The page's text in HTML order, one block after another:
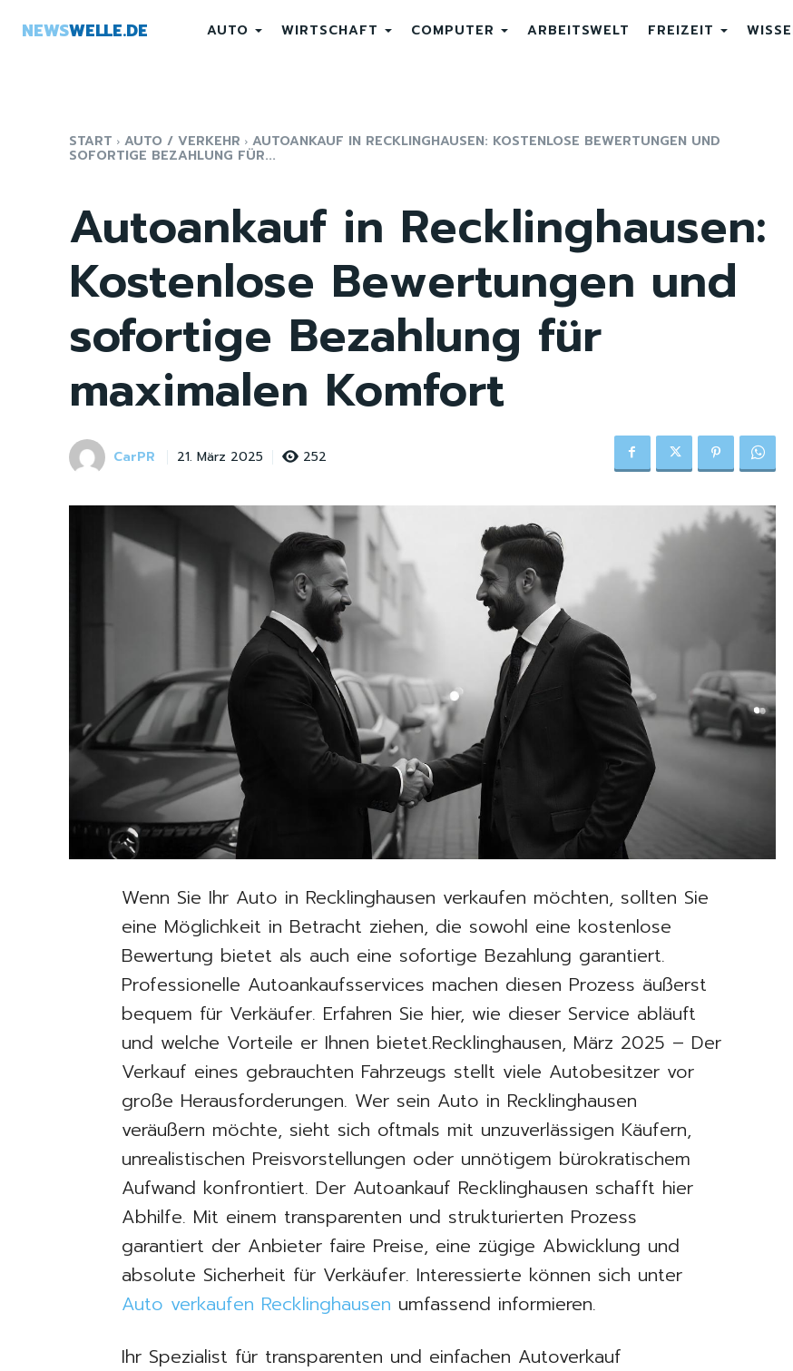
NEWSWELLE.DE AUTO WIRTSCHAFT COMPUTER ARBEITSWELT FREIZEIT
START AUTO / VERKEHR AUTOANKAUF IN RECKLINGHAUSEN: KOSTENLOSE BEWERTUNGEN UND
SOFORTIGE BEZAHLUNG FÜR...
Autoankauf in Recklinghausen:
Kostenlose Bewertungen und
sofortige Bezahlung für
maximalen Komfort
CarPR 21. März 2025 252
Wenn Sie Ihr Auto in Recklinghausen verkaufen möchten, sollten Sie
eine Möglichkeit in Betracht ziehen, die sowohl eine kostenlose
Bewertung bietet als auch eine sofortige Bezahlung garantiert.
Professionelle Autoankaufsservices machen diesen Prozess äußerst
bequem für Verkäufer. Erfahren Sie hier, wie dieser Service abläuft
und welche Vorteile er Ihnen bietet.Recklinghausen, März 2025 – Der
Verkauf eines gebrauchten Fahrzeugs stellt viele Autobesitzer vor
große Herausforderungen. Wer sein Auto in Recklinghausen
veräußern möchte, sieht sich oftmals mit unzuverlässigen Käufern,
unrealistischen Preisvorstellungen oder unnötigem bürokratischem
Aufwand konfrontiert. Der Autoankauf Recklinghausen schafft hier
Abhilfe. Mit einem transparenten und strukturierten Prozess
garantiert der Anbieter faire Preise, eine zügige Abwicklung und
absolute Sicherheit für Verkäufer. Interessierte können sich unter
Auto verkaufen Recklinghausen umfassend informieren.
Ihr Spezialist für transparenten und einfachen Autoverkauf